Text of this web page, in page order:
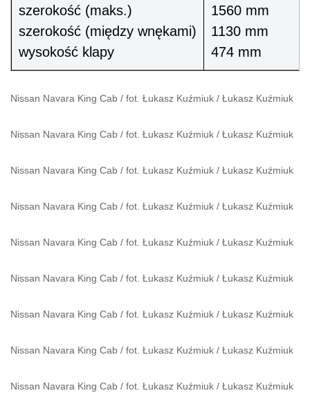
szerokość (maks.)
szerokość (między wnękami)
wysokość klapy
1560 mm
1130 mm
474 mm
Nissan Navara King Cab / fot. Łukasz Kuźmiuk / Łukasz Kuźmiuk
Nissan Navara King Cab / fot. Łukasz Kuźmiuk / Łukasz Kuźmiuk
Nissan Navara King Cab / fot. Łukasz Kuźmiuk / Łukasz Kuźmiuk
Nissan Navara King Cab / fot. Łukasz Kuźmiuk / Łukasz Kuźmiuk
Nissan Navara King Cab / fot. Łukasz Kuźmiuk / Łukasz Kuźmiuk
Nissan Navara King Cab / fot. Łukasz Kuźmiuk / Łukasz Kuźmiuk
Nissan Navara King Cab / fot. Łukasz Kuźmiuk / Łukasz Kuźmiuk
Nissan Navara King Cab / fot. Łukasz Kuźmiuk / Łukasz Kuźmiuk
Nissan Navara King Cab / fot. Łukasz Kuźmiuk / Łukasz Kuźmiuk